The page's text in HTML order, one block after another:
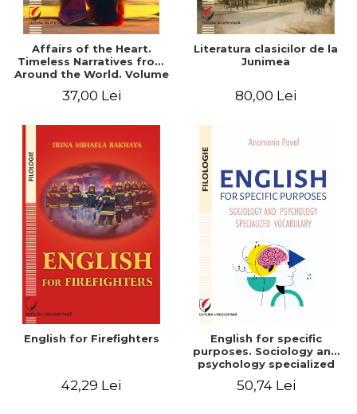
Affairs of the Heart.
Timeless Narratives from
Around the World. Volume
37,00 Lei
Literatura clasicilor de la
Junimea
80,00 Lei
English for Firefighters
42,29 Lei
English for specific
purposes. Sociology and
psychology specialized
50,74 Lei